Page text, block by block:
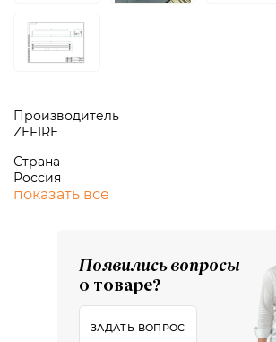
Производитель
ZEFIRE
Страна
Россия
показать все
Появились вопросы
о товаре?
ЗАДАТЬ ВОПРОС